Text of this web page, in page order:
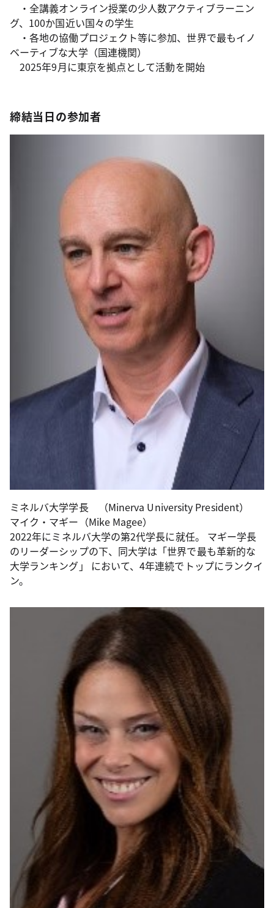
・全講義オンライン授業の少人数アクティブラーニン
グ、100か国近い国々の学生
・各地の協働プロジェクト等に参加、世界で最もイノ
ベーティブな大学（国連機関）
2025年9月に東京を拠点として活動を開始
締結当日の参加者
ミネルバ大学学長 （Minerva University President）
マイク・マギー（Mike Magee）
2022年にミネルバ大学の第2代学長に就任。 マギー学長
のリーダーシップの下、同大学は「世界で最も革新的な
大学ランキング」 において、4年連続でトップにランクイ
ン。